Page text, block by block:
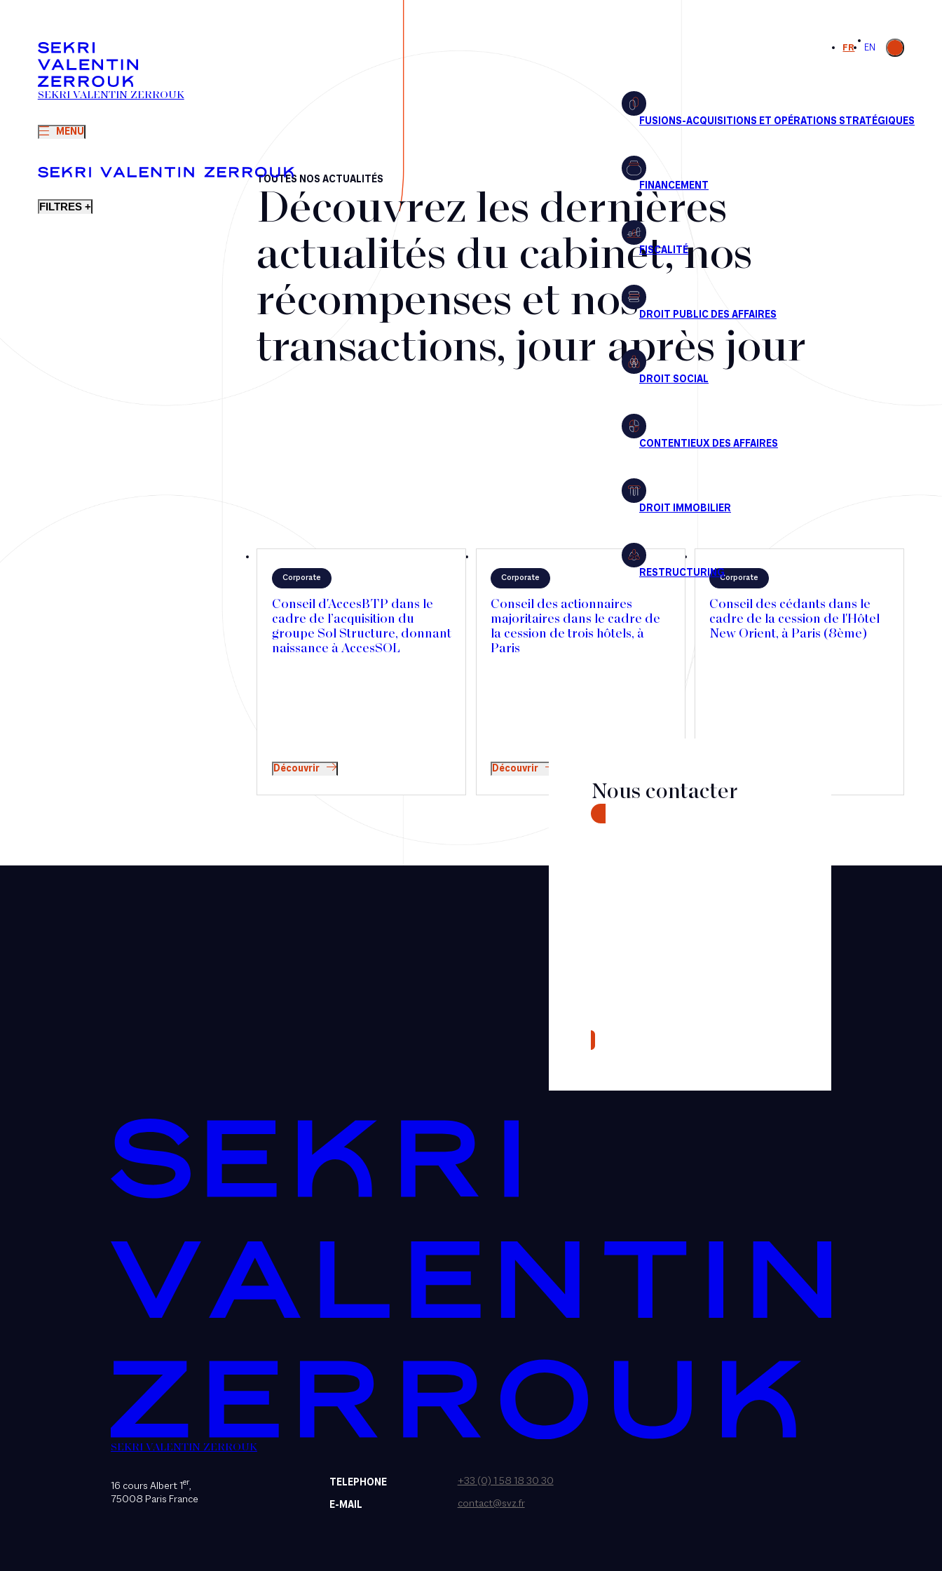
MENU
SEKRI VALENTIN ZERROUK
FR EN
Ouvrir la
recherche
FILTRES +
TOUTES NOS ACTUALITÉS
Découvrez les dernières
actualités du cabinet, nos
récompenses et nos
transactions, jour après jour
Corporate
Conseil d'AccesBTP dans le
cadre de l’acquisition du
groupe Sol Structure, donnant
naissance à AccesSOL
Découvrir
Corporate
Conseil des actionnaires
majoritaires dans le cadre de
la cession de trois hôtels, à
Paris
Découvrir
Corporate
Conseil des cédants dans le
cadre de la cession de l'Hôtel
New Orient, à Paris (8ème)
Nous contacter
CONTACT
SEKRI VALENTIN ZERROUK
16 cours Albert 1er,
75008 Paris France
TELEPHONE +33 (0) 1 58 18 30 30
E-MAIL contact@svz.fr